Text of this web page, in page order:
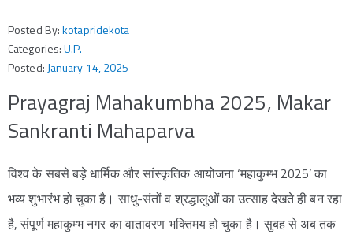
Posted By:kotapridekota
Categories:U.P.
Posted: January 14, 2025
Prayagraj Mahakumbha 2025, Makar
Sankranti Mahaparva
विश्व के सबसे बड़े धार्मिक और सांस्कृतिक आयोजना ‘महाकुम्भ 2025’ का
भव्य शुभारंभ हो चुका है। साधु-संतों व श्रद्धालुओं का उत्साह देखते ही बन रहा
है, संपूर्ण महाकुम्भ नगर का वातावरण भक्तिमय हो चुका है। सुबह से अब तक